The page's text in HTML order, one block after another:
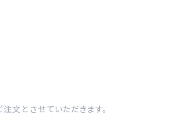
文とさせていただきます。